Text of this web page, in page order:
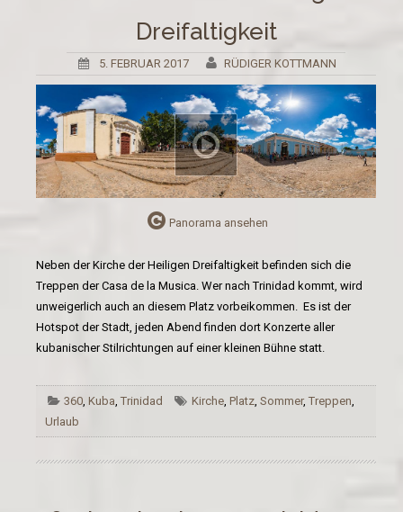
Dreifaltigkeit
5. FEBRUAR 2017 RÜDIGER KOTTMANN
Panorama ansehen
Neben der Kirche der Heiligen Dreifaltigkeit befinden sich die
Treppen der Casa de la Musica. Wer nach Trinidad kommt, wird
unweigerlich auch an diesem Platz vorbeikommen. Es ist der
Hotspot der Stadt, jeden Abend finden dort Konzerte aller
kubanischer Stilrichtungen auf einer kleinen Bühne statt.
360 ,Kuba ,Trinidad Kirche, Platz, Sommer, Treppen
Urlaub